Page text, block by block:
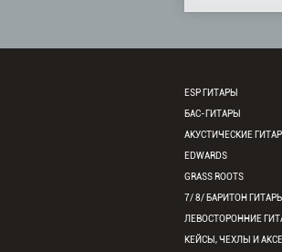
ESP ГИТАРЫ
БАС-ГИТАРЫ
АКУСТИЧЕСКИЕ
EDWARDS
GRASS ROOTS
7/ 8/ БАРИТОН ГИТАРЫ
ЛЕВОСТОРОННИЕ
КЕЙСЫ, ЧЕХЛЫ И